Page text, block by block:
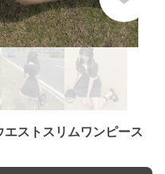
ストスリムワンピース